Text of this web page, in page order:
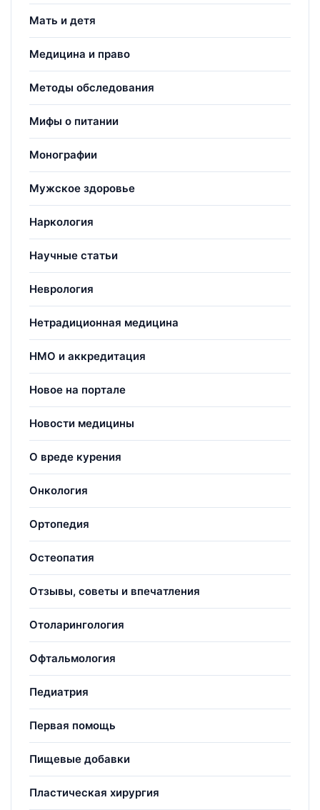
Мать и детя
Медицина и право
Методы обследования
Мифы о питании
Монографии
Мужское здоровье
Наркология
Научные статьи
Неврология
Нетрадиционная медицина
НМО и аккредитация
Новое на портале
Новости медицины
О вреде курения
Онкология
Ортопедия
Остеопатия
Отзывы, советы и впечатления
Отоларингология
Офтальмология
Педиатрия
Первая помощь
Пищевые добавки
Пластическая хирургия